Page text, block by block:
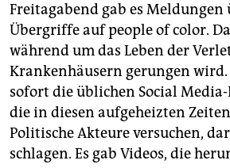
Freitagabend gab es
Übergriffe auf people of color.
während um das Leben der
Krankenhäusern gerungen
sofort die üblichen Social
die in diesen aufgeheizten
Politische Akteure versuchen,
schlagen. Es gab Videos, die